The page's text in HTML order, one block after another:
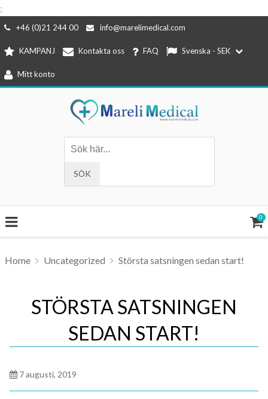
;
Hoppa
innehåll
+46 (0)21 244 00 info@marelimedical.com
KAMPANJ Kontakta oss FAQ Svenska - SEK
Mitt konto
0
Home Uncategorized Största satsningen sedan start!
STÖRSTA SATSNINGEN
SEDAN START!
Posted
on
7 augusti, 2019